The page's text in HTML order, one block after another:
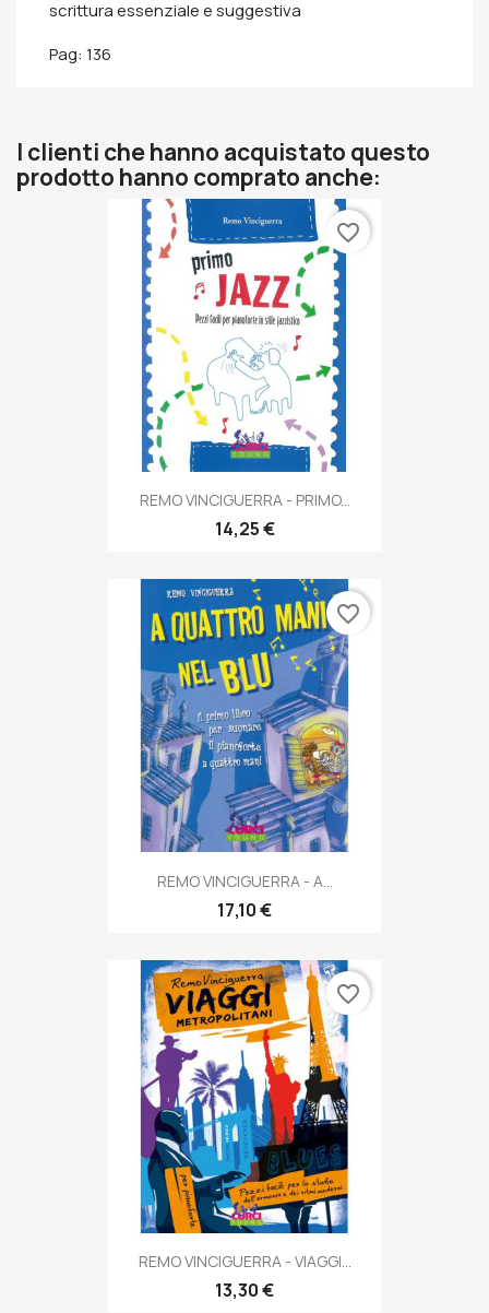
scrittura essenziale e suggestiva
Pag: 136
I clienti che hanno acquistato questo
prodotto hanno comprato anche:
REMO VINCIGUERRA - PRIMO...
14,25 €
favorite_border
REMO VINCIGUERRA - A...
17,10 €
favorite_border
REMO VINCIGUERRA - VIAGGI...
13,30 €
favorite_border